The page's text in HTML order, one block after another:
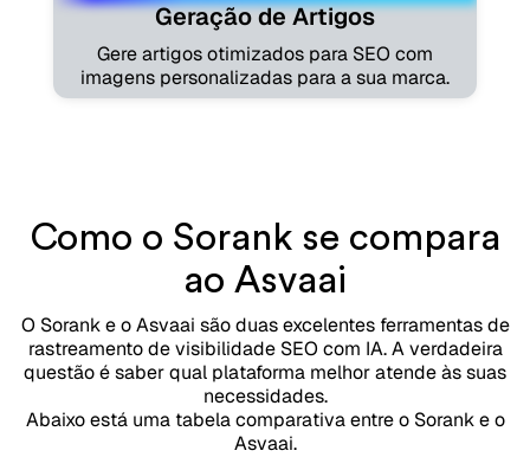
Geração de Artigos
Gere artigos otimizados para SEO com
imagens personalizadas para a sua marca.
Como o Sorank se compara
ao Asvaai
O Sorank e o Asvaai são duas excelentes ferramentas de
rastreamento de visibilidade SEO com IA. A verdadeira
questão é saber qual plataforma melhor atende às suas
necessidades.
Abaixo está uma tabela comparativa entre o Sorank e o
Asvaai.